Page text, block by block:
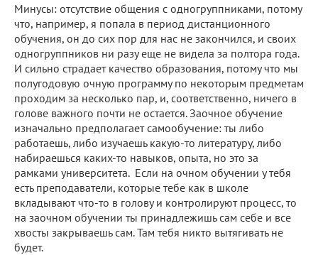
Минусы: отсутствие общения с одногруппниками, потому
что, например, я попала в период дистанционного
обучения, он до сих пор для нас не закончился, и своих
одногруппников ни разу еще не видела за полтора года.
И сильно страдает качество образования, потому что мы
полугодовую очную программу по некоторым предметам
проходим за несколько пар, и, соответственно, ничего в
голове важного почти не остается. Заочное обучение
изначально предполагает самообучение: ты либо
работаешь, либо изучаешь какую-то литературу, либо
набираешься каких-то навыков, опыта, но это за
рамками университета. Если на очном обучении у тебя
есть преподаватели, которые тебе как в школе
вкладывают что-то в голову и контролируют процесс, то
на заочном обучении ты принадлежишь сам себе и все
хвосты закрываешь сам. Там тебя никто вытягивать не
будет.